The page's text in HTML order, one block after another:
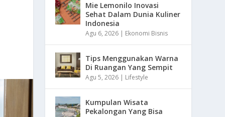
Mie Lemonilo Inovasi
Sehat Dalam Dunia Kuliner
Indonesia
Agu 6, 2026 | Ekonomi Bisnis
Tips Menggunakan Warna
Di Ruangan Yang Sempit
Agu 5, 2026 | Lifestyle
Kumpulan Wisata
Pekalongan Yang Bisa